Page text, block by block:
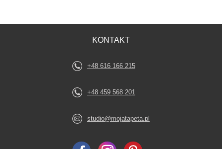
KONTAKT
+48 616 166 215
+48 459 568 201
studio@mojatapeta.pl